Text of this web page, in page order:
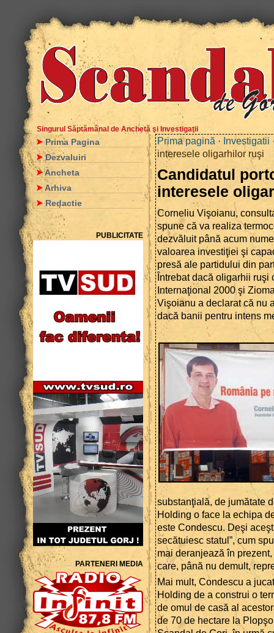
Singurul Săptămânal de Anchetă şi Investigaţii
Prima Pagina
Dezvaluiri
Ancheta
Arhiva
Redactie
PUBLICITATE
PARTENERI MEDIA
Prima pagină · Investigatii
interesele oligarhilor ruşi
Candidatul
interesele
Corneliu Vişoianu,
spune că va realiza
dezvăluit până acum
valoarea investiţiei şi
presă ale partidului din
Întrebat dacă oligarhii
Internaţional 2000 şi
Vişoianu a declarat că nu
dacă banii pentru intens
substanţială, de jumătate
Holding o face la echipa
este Condescu. Deşi
secătuiesc statul”, cum
mai deranjează în
care, până nu demult,
Mai mult, Condescu a
Holding de a construi o
de omul de casă al
de 70 de hectare la